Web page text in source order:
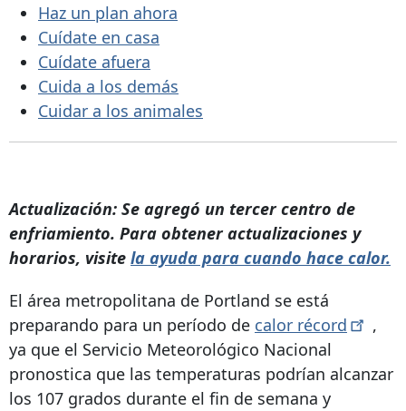
Haz un plan ahora
Cuídate en casa
Cuídate afuera
Cuida a los demás
Cuidar a los animales
Actualización: Se agregó un tercer centro de
enfriamiento. Para obtener actualizaciones y
horarios, visite la ayuda para cuando hace calor.
El área metropolitana de Portland se está
preparando para un período de calor récord
,
ya que el Servicio Meteorológico Nacional
pronostica que las temperaturas podrían alcanzar
los 107 grados durante el fin de semana y